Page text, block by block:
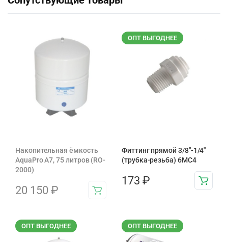
Накопительная ёмкость
AquaPro A7, 75 литров (RO-
2000)
20 150 ₽
ОПТ ВЫГОДНЕЕ
Фиттинг прямой 3/8"-1/4"
(трубка-резьба) 6MC4
173 ₽
ОПТ ВЫГОДНЕЕ ОПТ ВЫГОДНЕЕ